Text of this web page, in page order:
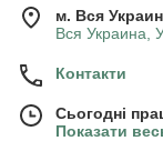
м. Вся
Вся Украина,
Контакти
Сьогодні
Показати